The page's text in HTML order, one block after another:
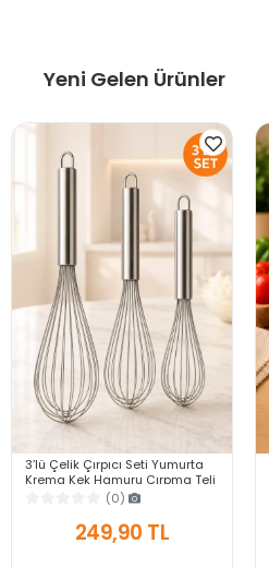
Yeni Gelen Ürünler
3’lü Çelik Çırpıcı Seti Yumurta
Krema Kek Hamuru Çırpma Teli
Pratik Sos Karıştırıcı Mutfak Teli
(0)
249,90 TL